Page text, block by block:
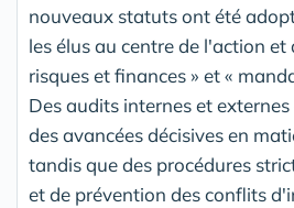
nouveaux statuts ont été
les élus au centre de l'action et
risques et finances » et «
Des audits internes et
des avancées décisives en
tandis que des procédures
et de prévention des conflits